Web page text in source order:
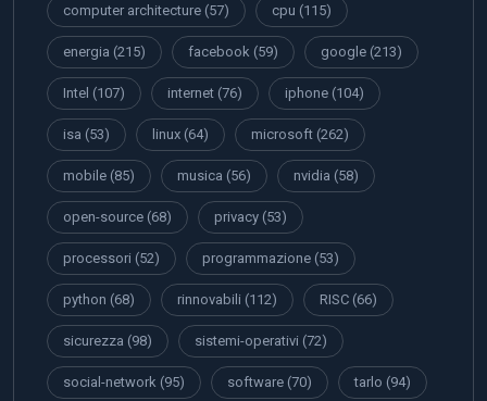
computer architecture (57) cpu (115)
energia (215) facebook (59) google (213)
Intel (107) internet (76) iphone (104)
isa (53) linux (64) microsoft (262)
mobile (85) musica (56) nvidia (58)
open-source (68) privacy (53)
processori (52) programmazione (53)
python (68) rinnovabili (112) RISC (66)
sicurezza (98) sistemi-operativi (72)
social-network (95) software (70) tarlo (94)